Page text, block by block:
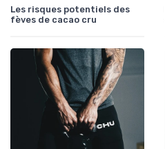
Les risques potentiels des
fèves de cacao cru